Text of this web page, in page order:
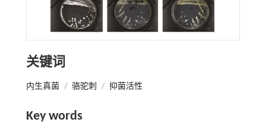
关键词
内生真菌 / 骆驼刺 / 抑菌活性
Key words